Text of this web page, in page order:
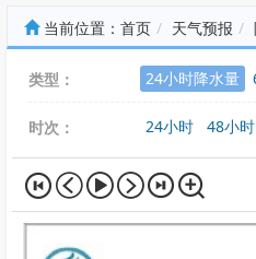
当前位置： 首页 天气预报
类型： 24小时降水量
时次： 24小时 48小时